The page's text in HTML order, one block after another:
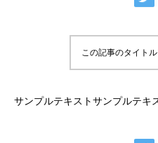
この記事のタイト
サンプルテキストサンプルテキ